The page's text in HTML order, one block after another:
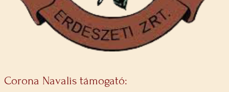
Corona Navalis támogató: